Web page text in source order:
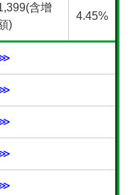
含增
)
4.45%
⋙
⋙
⋙
⋙
⋙